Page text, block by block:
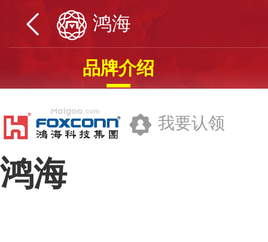
鸿海
品牌介绍
我要认领
鸿海